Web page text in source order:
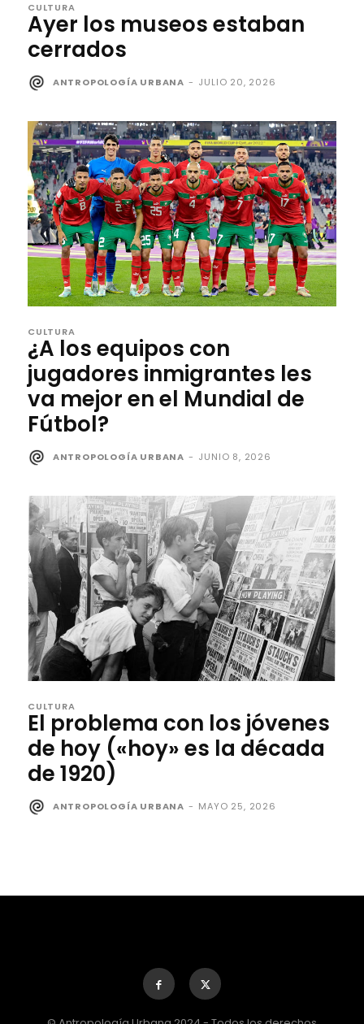
CULTURA
Ayer los museos estaban
cerrados
ANTROPOLOGÍA URBANA - JULIO 20, 2026
CULTURA
¿A los equipos con
jugadores inmigrantes les
va mejor en el Mundial de
Fútbol?
ANTROPOLOGÍA URBANA - JUNIO 8, 2026
CULTURA
El problema con los jóvenes
de hoy («hoy» es la década
de 1920)
ANTROPOLOGÍA URBANA - MAYO 25, 2026